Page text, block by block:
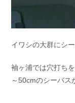
イワシの大群にシ
袖ヶ浦では穴打ち
～50cmのシーバス